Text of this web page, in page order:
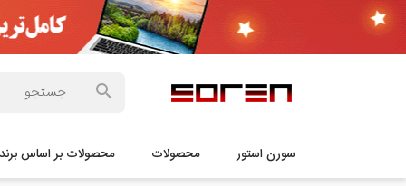
سورن استور محصولات محصولات بر اساس